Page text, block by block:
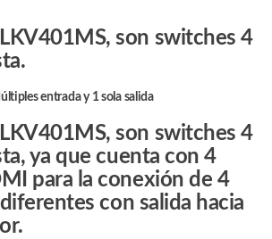
son switches 4
entrada y 1 sola salida
son switches 4
ya que cuenta con 4
para la conexión de 4
con salida hacia